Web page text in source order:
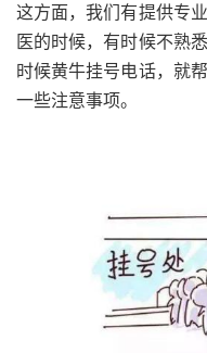
这方面，我们有提供专
医的时候，有时候不熟
时候黄牛挂号电话，就
一些注意事项。